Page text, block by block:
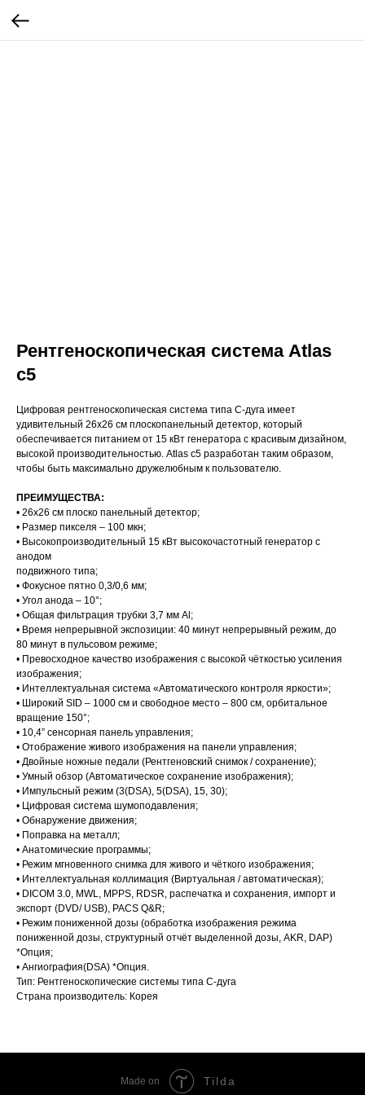
Рентгеноскопическая система Atlas
c5
Цифровая рентгеноскопическая система типа С-дуга имеет
удивительный 26х26 см плоскопанельный детектор, который
обеспечивается питанием от 15 кВт генератора с красивым дизайном,
высокой производительностью. Atlas c5 разработан таким образом,
чтобы быть максимально дружелюбным к пользователю.
ПРЕИМУЩЕСТВА:
• 26х26 см плоско панельный детектор;
• Размер пикселя – 100 мкн;
• Высокопроизводительный 15 кВт высокочастотный генератор с
анодом
подвижного типа;
• Фокусное пятно 0,3/0,6 мм;
• Угол анода – 10°;
• Общая фильтрация трубки 3,7 мм Al;
• Время непрерывной экспозиции: 40 минут непрерывный режим, до
80 минут в пульсовом режиме;
• Превосходное качество изображения с высокой чёткостью усиления
изображения;
• Интеллектуальная система «Автоматического контроля яркости»;
• Широкий SID – 1000 см и свободное место – 800 см, орбитальное
вращение 150°;
• 10,4” сенсорная панель управления;
• Отображение живого изображения на панели управления;
• Двойные ножные педали (Рентгеновский снимок / сохранение);
• Умный обзор (Автоматическое сохранение изображения);
• Импульсный режим (3(DSA), 5(DSA), 15, 30);
• Цифровая система шумоподавления;
• Обнаружение движения;
• Поправка на металл;
• Анатомические программы;
• Режим мгновенного снимка для живого и чёткого изображения;
• Интеллектуальная коллимация (Виртуальная / автоматическая);
• DICOM 3.0, MWL, MPPS, RDSR, распечатка и сохранения, импорт и
экспорт (DVD/ USB), PACS Q&R;
• Режим пониженной дозы (обработка изображения режима
пониженной дозы, структурный отчёт выделенной дозы, AKR, DAP)
*Опция;
• Ангиография(DSA) *Опция.
Тип: Рентгеноскопические системы типа С-дуга
Страна производитель: Корея
Made on Tilda